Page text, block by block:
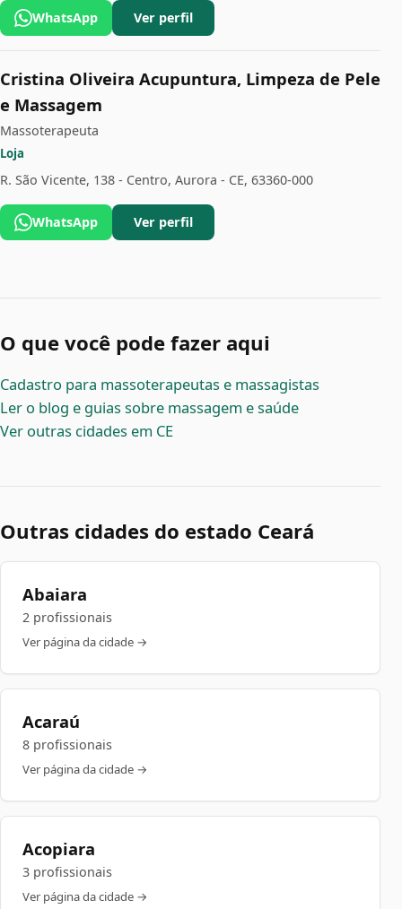
WhatsApp Ver perfil
Cristina Oliveira Acupuntura, Limpeza de Pele
e Massagem
Massoterapeuta
Loja
R. São Vicente, 138 - Centro, Aurora - CE, 63360-000
WhatsApp Ver perfil
O que você pode fazer aqui
Cadastro para massoterapeutas e massagistas
Ler o blog e guias sobre massagem e saúde
Ver outras cidades em CE
Outras cidades do estado Ceará
Abaiara
2 profissionais
Ver página da cidade →
Acaraú
8 profissionais
Ver página da cidade →
Acopiara
3 profissionais
Ver página da cidade →